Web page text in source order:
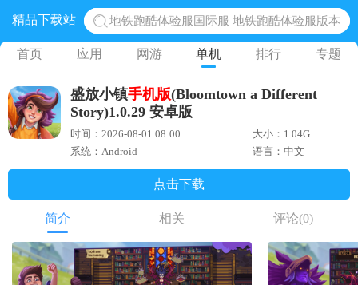
精品下载站
地铁跑酷体验服国际服 地铁跑酷体验服版本
网易光遇手游正版 点亮星空共庆周年
黎明觉醒生机腾讯正版 黎明觉醒生机国际服
蛋仔派对下载 蛋仔派对体验服
奥特曼王者传奇 正版奥特曼游戏
首页 应用 网游 单机 排行 专题
盛放小镇手机版(Bloomtown a Different
Story)1.0.29 安卓版
时间：2026-08-01 08:00
大小：1.04G
系统：Android
语言：中文
点击下载
简介 相关 评论(0)